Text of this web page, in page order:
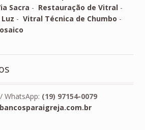
Sacra - Restauração de Vitral-
- Vitral Técnica de Chumbo -
WhatsApp: (19) 97154-0079